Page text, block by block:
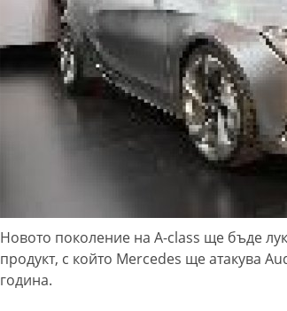
Новото поколение на A-class ще бъде
продукт, с който Mercedes ще атакува
година.